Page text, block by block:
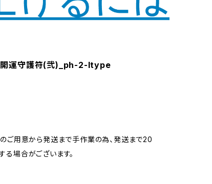
開運守護符(弐)_ph-2-Itype
のご用意から発送まで手作業の為、発送まで20
る場合がございます。